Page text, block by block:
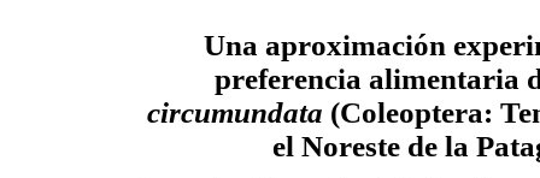
Una aproximación
preferencia alimentaria
circumundata (Coleoptera:
el Noreste de la